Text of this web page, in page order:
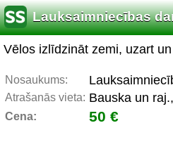
Lauksaimniecības
Vēlos izlīdzināt zemi, uzart
Nosaukums:
Atrašanās vieta: Bauska un
Cena: 50 €